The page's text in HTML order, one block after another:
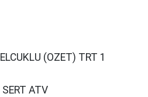
(OZET) TRT 1
ATV